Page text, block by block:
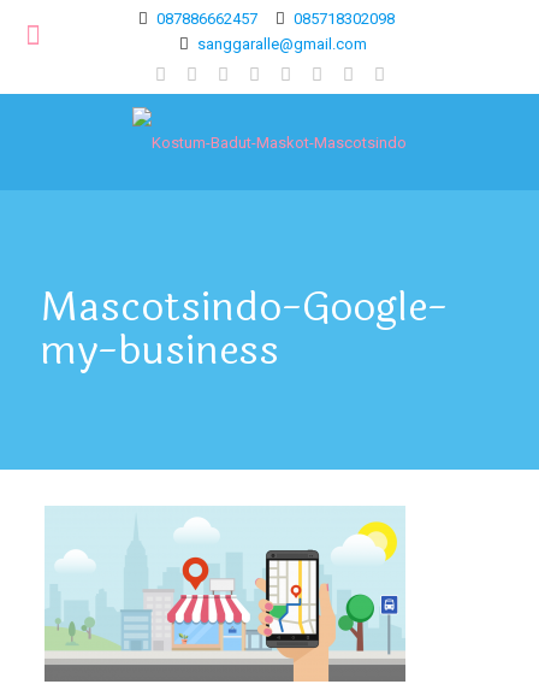
087886662457
085718302098
sanggaralle@gmail.com
Mascotsindo-Google-
my-business